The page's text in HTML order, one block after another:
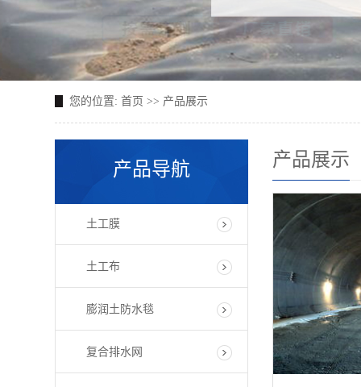
您的位置: 首页 >> 产品展示
产品导航
土工膜
土工布
膨润土防水毯
复合排水网
产品展示